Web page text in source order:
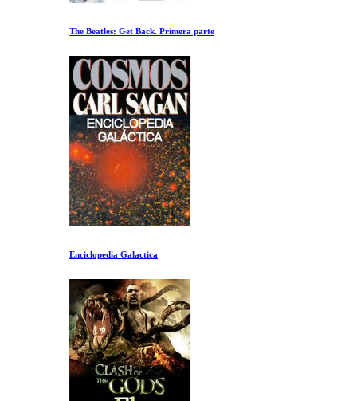
The Beatles: Get Back. Primera parte
Enciclopedia Galactica